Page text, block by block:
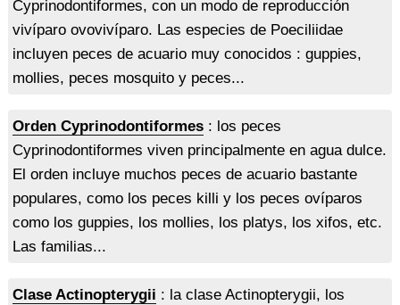
Cyprinodontiformes, con un modo de reproducción
vivíparo ovovivíparo. Las especies de Poeciliidae
incluyen peces de acuario muy conocidos : guppies,
mollies, peces mosquito y peces...
Orden Cyprinodontiformes: los peces
Cyprinodontiformes viven principalmente en agua dulce.
El orden incluye muchos peces de acuario bastante
populares, como los peces killi y los peces ovíparos
como los guppies, los mollies, los platys, los xifos, etc.
Las familias...
Clase Actinopterygii : la clase Actinopterygii, los